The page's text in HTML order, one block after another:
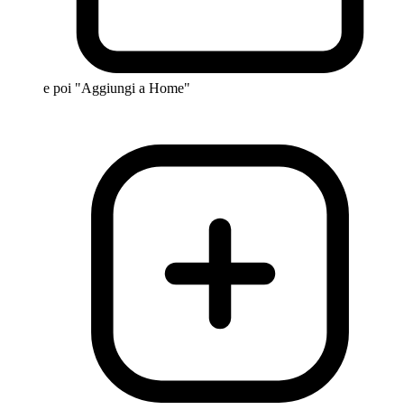
e poi "Aggiungi a Home"